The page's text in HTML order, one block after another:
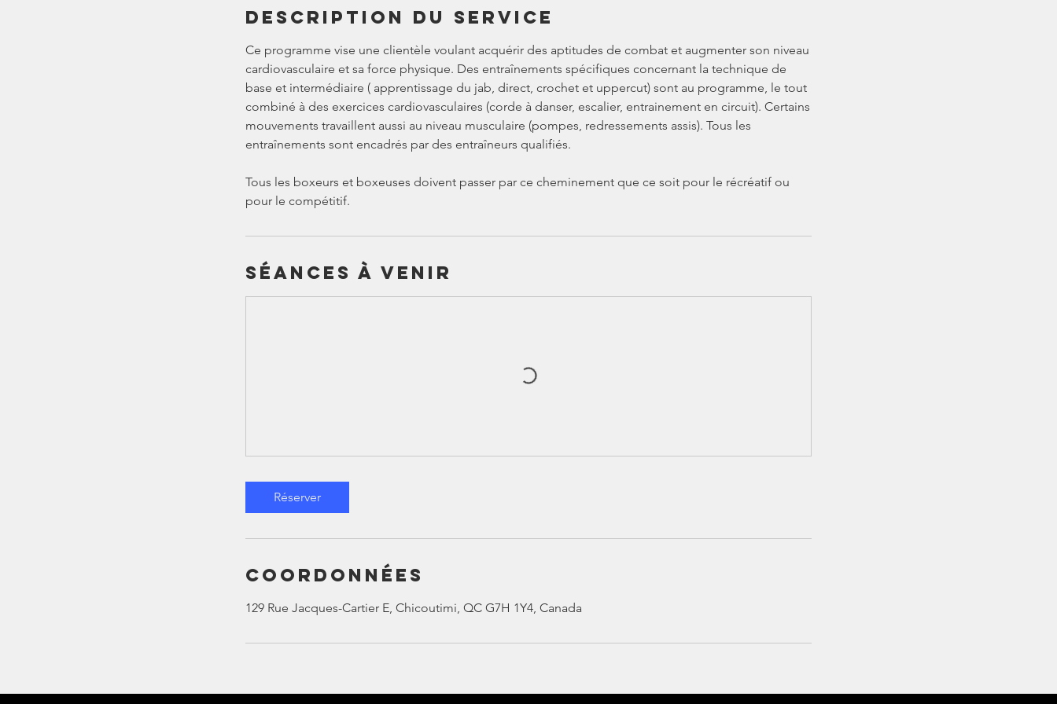
Description du service
Ce programme vise une clientèle voulant acquérir des aptitudes de combat et augmenter son niveau
cardiovasculaire et sa force physique. Des entraînements spécifiques concernant la technique de
base et intermédiaire ( apprentissage du jab, direct, crochet et uppercut) sont au programme, le tout
combiné à des exercices cardiovasculaires (corde à danser, escalier, entrainement en circuit). Certains
mouvements travaillent aussi au niveau musculaire (pompes, redressements assis). Tous les
entraînements sont encadrés par des entraîneurs qualifiés.
Tous les boxeurs et boxeuses doivent passer par ce cheminement que ce soit pour le récréatif ou
pour le compétitif.
Séances à venir
Réserver
Coordonnées
129 Rue Jacques-Cartier E, Chicoutimi, QC G7H 1Y4, Canada